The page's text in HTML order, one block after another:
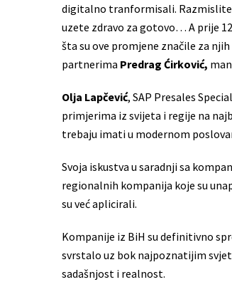
digitalno tranformisali. Razmislite
uzete zdravo za gotovo… A prije
šta su ove promjene značile za
partnerima Predrag Ćirković,
Olja Lapčević, SAP Presales
primjerima iz svijeta i regije na
trebaju imati u modernom
Svoja iskustva u saradnji sa
regionalnih kompanija koje su
su već aplicirali.
Kompanije iz BiH su definitivno
svrstalo uz bok najpoznatijim
sadašnjost i realnost.